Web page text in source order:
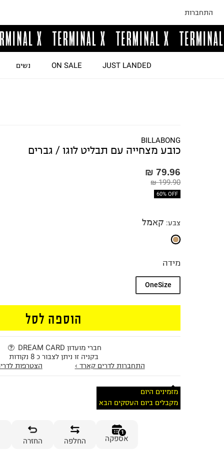
התחברות
JUST LANDED
ON SALE נשים
BILLABONG
כובע מצחייה עם תבליט לוגו / גברים
79.96 ₪
199.90 ₪
60% OFF
צבע: קאמל
מידה
OneSize
הוספה לסל
חברי מועדון DREAM CARD
בקניה זו ניתן לצבור כ 8 נקודות
התחברות לדרים קארד ›
הצטרפות
מזמינים היום
מקבלים ביום העסקים הבא
1
אספקה החלפה החזרה